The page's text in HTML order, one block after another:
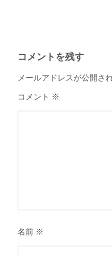
コメントを残す
メールアドレスが公開さ
コメント ※
名前 ※